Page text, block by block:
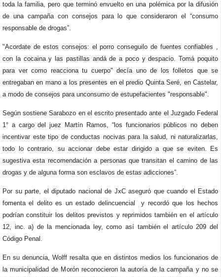
toda la familia, pero que terminó envuelto en una polémica por la difusión
de una campaña con consejos para lo que consideraron el “consumo
responsable de drogas”.
"Acordate de estos consejos: el porro conseguilo de fuentes confiables ,
con la cocaina y las pastillas andá de a poco y despacio. Tomá poquito
para ver como reacciona tu cuerpo" decía uno de los folletos que se
entregaban en mano a los presentes en el predio Quinta Seré, en Castelar,
a modo de consejos para unconsumo de estupefacientes "responsable".
Según sostiene Sarabozo en el escrito presentado ante el Juzgado Federal
1° a cargo del juez Martín Ramos, “los funcionarios públicos no deben
incentivar este tipo de conductas nocivas para la salud, ni naturalizarlas,
todo lo contrario, su accionar debe estar dirigido a que se eviten. Es
sugestiva esta recomendación a personas que transitan el camino de las
drogas y de alguna forma son esclavos de estas adicciones”.
Por su parte, el diputado nacional de JxC aseguró que cuando el Estado
fomenta el delito es un estado delincuencial y recordó que los hechos
podrían constituir los delitos previstos y reprimidos también en el artículo
12, inc. a) de la mencionada ley, como así también el artículo 209 del
Código Penal.
En su denuncia, Wolff resalta que en distintos medios los funcionarios de
la municipalidad de Morón reconocieron la autoría de la campaña y no se